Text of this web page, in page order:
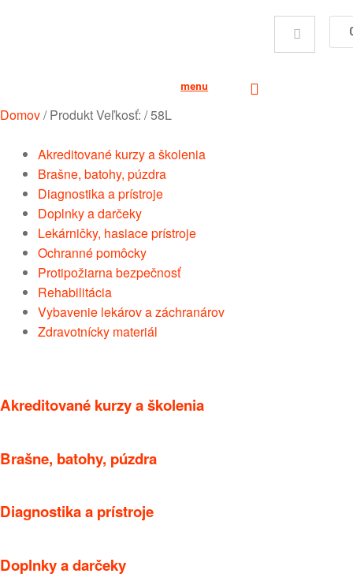
menu
Domov/Produkt Veľkosť: /58L
Akreditované kurzy a školenia
Brašne, batohy, púzdra
Diagnostika a prístroje
Doplnky a darčeky
Lekárničky, hasiace prístroje
Ochranné pomôcky
Protipožiarna bezpečnosť
Rehabilitácia
Vybavenie lekárov a záchranárov
Zdravotnícky materiál
Akreditované kurzy a školenia
Brašne, batohy, púzdra
Diagnostika a prístroje
Doplnky a darčeky